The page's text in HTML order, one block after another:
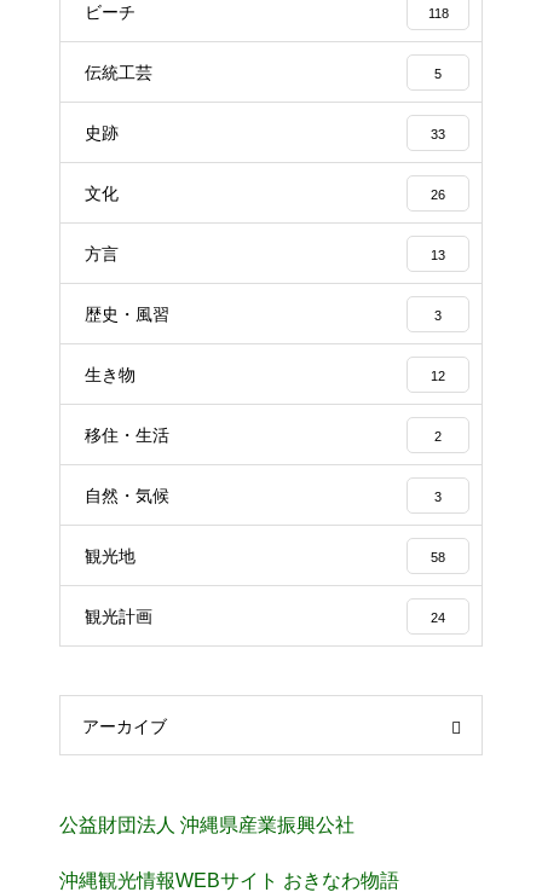
ビーチ 118
伝統工芸 5
史跡 33
文化 26
方言 13
歴史・風習 3
生き物 12
移住・生活 2
自然・気候 3
観光地 58
観光計画 24
アーカイブ
公益財団法人 沖縄県産業振興公社
沖縄観光情報WEBサイト おきなわ物語